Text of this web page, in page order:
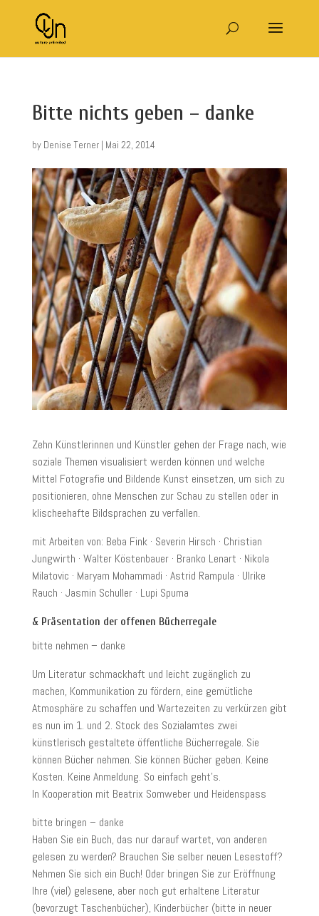
Bitte nichts geben – danke
by Denise Terner| Mai 22, 2014
Zehn Künstlerinnen und Künstler gehen der Frage nach, wie
soziale Themen visualisiert werden können und welche
Mittel Fotografie und Bildende Kunst einsetzen, um sich zu
positionieren, ohne Menschen zur Schau zu stellen oder in
klischeehafte Bildsprachen zu verfallen.
mit Arbeiten von: Beba Fink · Severin Hirsch · Christian
Jungwirth · Walter Köstenbauer · Branko Lenart · Nikola
Milatovic · Maryam Mohammadi · Astrid Rampula · Ulrike
Rauch · Jasmin Schuller · Lupi Spuma
& Präsentation der offenen Bücherregale
bitte nehmen – danke
Um Literatur schmackhaft und leicht zugänglich zu
machen, Kommunikation zu fördern, eine gemütliche
Atmosphäre zu schaffen und Wartezeiten zu verkürzen gibt
es nun im 1. und 2. Stock des Sozialamtes zwei
künstlerisch gestaltete öffentliche Bücherregale. Sie
können Bücher nehmen. Sie können Bücher geben. Keine
Kosten. Keine Anmeldung. So einfach geht’s.
In Kooperation mit Beatrix Somweber und Heidenspass
bitte bringen – danke
Haben Sie ein Buch, das nur darauf wartet, von anderen
gelesen zu werden? Brauchen Sie selber neuen Lesestoff?
Nehmen Sie sich ein Buch! Oder bringen Sie zur Eröffnung
Ihre (viel) gelesene, aber noch gut erhaltene Literatur
(bevorzugt Taschenbücher), Kinderbücher (bitte in neuer